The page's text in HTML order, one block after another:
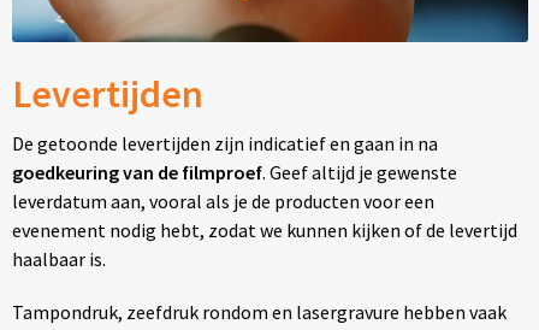
Levertijden
De getoonde levertijden zijn indicatief en gaan in na
goedkeuring van de filmproef. Geef altijd je gewenste
leverdatum aan, vooral als je de producten voor een
evenement nodig hebt, zodat we kunnen kijken of de levertijd
haalbaar is.
Tampondruk, zeefdruk rondom en lasergravure hebben vaak